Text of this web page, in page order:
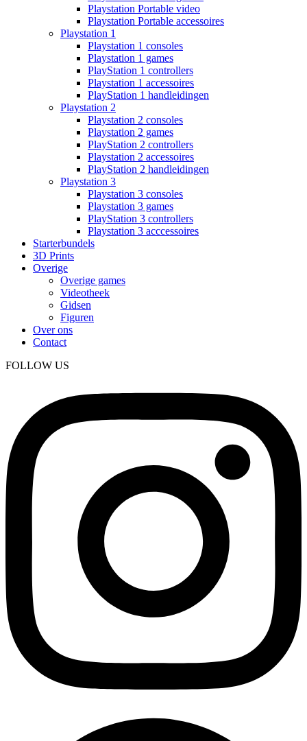
Playstation Portable video
Playstation Portable accessoires
Playstation 1
Playstation 1 consoles
Playstation 1 games
PlayStation 1 controllers
Playstation 1 accessoires
PlayStation 1 handleidingen
Playstation 2
Playstation 2 consoles
Playstation 2 games
PlayStation 2 controllers
Playstation 2 accessoires
PlayStation 2 handleidingen
Playstation 3
Playstation 3 consoles
Playstation 3 games
PlayStation 3 controllers
Playstation 3 acccessoires
Starterbundels
3D Prints
Overige
Overige games
Videotheek
Gidsen
Figuren
Over ons
Contact
FOLLOW US